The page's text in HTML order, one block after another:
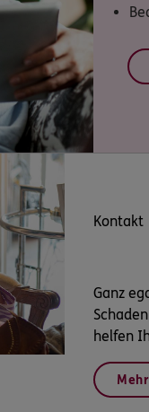
Kontakt
Ganz
helfen
Mehr